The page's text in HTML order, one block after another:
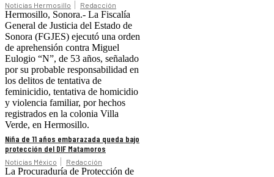
Noticias Hermosillo Redacción
Hermosillo, Sonora.- La Fiscalía
General de Justicia del Estado de
Sonora (FGJES) ejecutó una orden
de aprehensión contra Miguel
Eulogio “N”, de 53 años, señalado
por su probable responsabilidad en
los delitos de tentativa de
feminicidio, tentativa de homicidio
y violencia familiar, por hechos
registrados en la colonia Villa
Verde, en Hermosillo.
Niña de 11 años embarazada queda bajo
protección del DIF Matamoros
Noticias México Redacción
La Procuraduría de Protección de